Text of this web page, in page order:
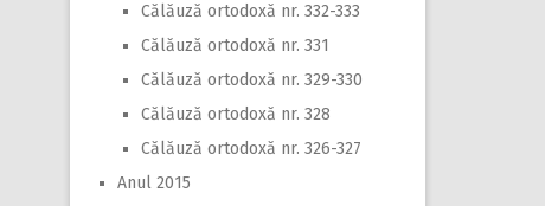
Călăuză ortodoxă nr. 332-333
Călăuză ortodoxă nr. 331
Călăuză ortodoxă nr. 329-330
Călăuză ortodoxă nr. 328
Călăuză ortodoxă nr. 326-327
Anul 2015